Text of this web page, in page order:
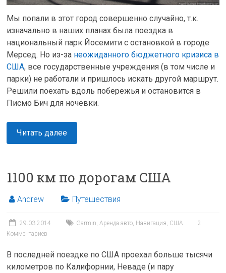
Мы попали в этот город совершенно случайно, т.к.
изначально в наших планах была поездка в
национальный парк Йосемити с остановкой в городе
Мерсед. Но из-за неожиданного бюджетного кризиса в
США, все государственные учреждения (в том числе и
парки) не работали и пришлось искать другой маршрут.
Решили поехать вдоль побережья и остановится в
Писмо Бич для ночёвки.
Читать далее
1100 км по дорогам США
Andrew Путешествия
29.03.2014 Garmin ,Аренда авто Навигация США
2
Комментариев
В последней поездке по США проехал больше тысячи
километров по Калифорнии, Неваде (и пару